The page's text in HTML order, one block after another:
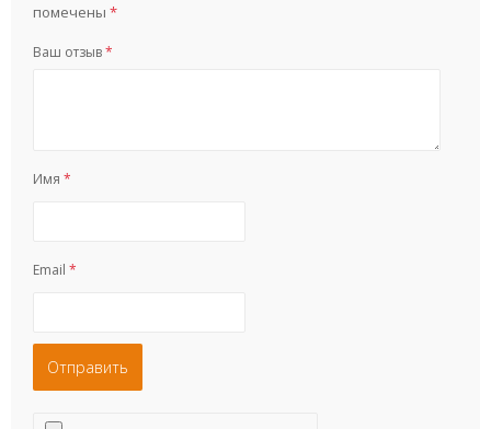
помечены *
Ваш отзыв*
Имя *
Email *